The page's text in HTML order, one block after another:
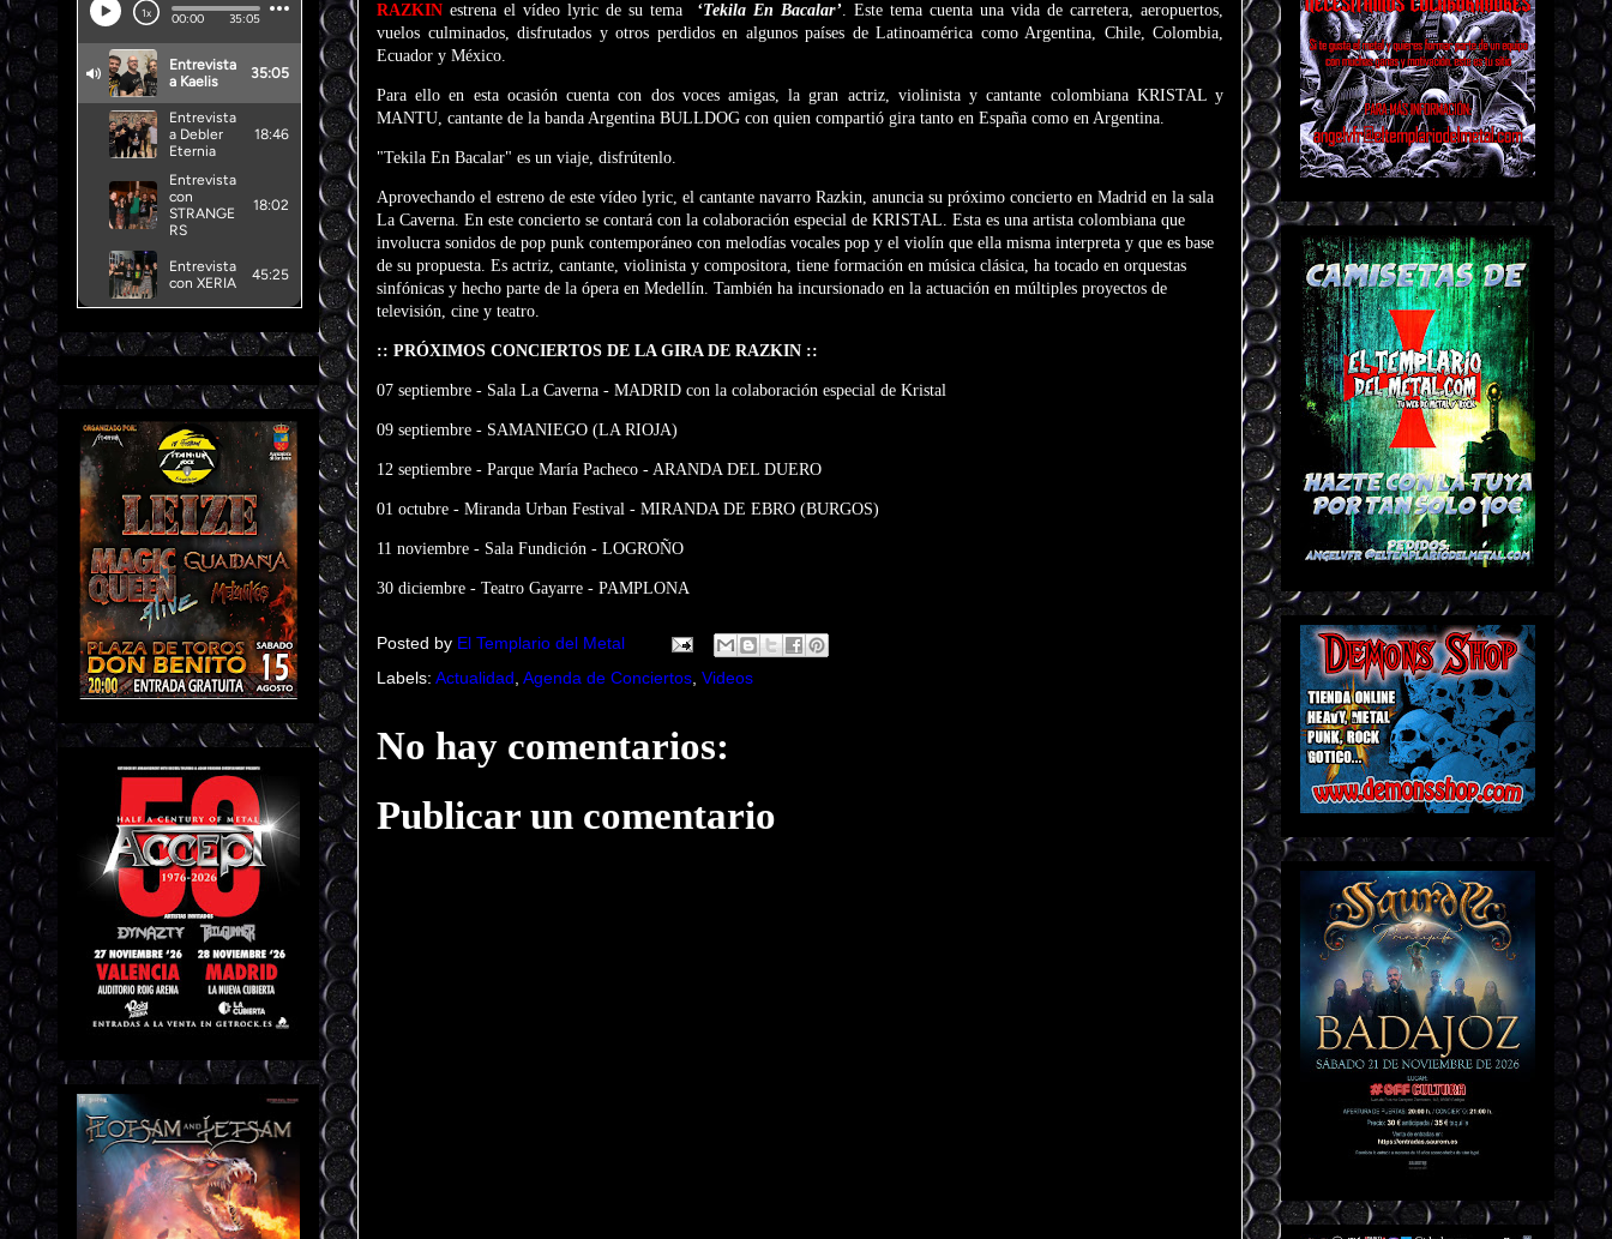
RAZKIN estrena el vídeo lyric de su tema ‘Tekila En Bacalar’. Este tema cuenta una vida de carretera, aeropuertos,
vuelos culminados, disfrutados y otros perdidos en algunos países de Latinoamérica como Argentina, Chile, Colombia,
Ecuador y México.
Para ello en esta ocasión cuenta con dos voces amigas, la gran actriz, violinista y cantante colombiana KRISTAL y
MANTU, cantante de la banda Argentina BULLDOG con quien compartió gira tanto en España como en Argentina.
"Tekila En Bacalar" es un viaje, disfrútenlo.
Aprovechando el estreno de este vídeo lyric, el cantante navarro Razkin, anuncia su próximo concierto en Madrid en la sala
La Caverna. En este concierto se contará con la colaboración especial de KRISTAL. Esta es una artista colombiana que
involucra sonidos de pop punk contemporáneo con melodías vocales pop y el violín que ella misma interpreta y que es base
de su propuesta. Es actriz, cantante, violinista y compositora, tiene formación en música clásica, ha tocado en orquestas
sinfónicas y hecho parte de la ópera en Medellín. También ha incursionado en la actuación en múltiples proyectos de
televisión, cine y teatro.
:: PRÓXIMOS CONCIERTOS DE LA GIRA DE RAZKIN ::
07 septiembre - Sala La Caverna - MADRID con la colaboración especial de Kristal
09 septiembre - SAMANIEGO (LA RIOJA)
12 septiembre - Parque María Pacheco - ARANDA DEL DUERO
01 octubre - Miranda Urban Festival - MIRANDA DE EBRO (BURGOS)
11 noviembre - Sala Fundición - LOGROÑO
30 diciembre - Teatro Gayarre - PAMPLONA
Posted by El Templario del Metal
Labels: Actualidad Agenda de Conciertos Videos
No hay comentarios:
Publicar un comentario